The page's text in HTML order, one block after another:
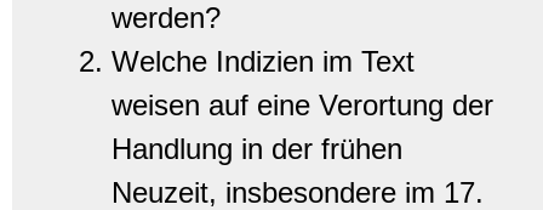
werden?
Welche Indizien im Text
weisen auf eine Verortung der
Handlung in der frühen
Neuzeit, insbesondere im 17.